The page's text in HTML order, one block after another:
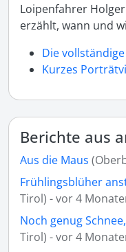
Loipenfahrer
erzählt, wann und
Die
Kurzes
Berichte aus
Aus die Maus
Frühlingsblüher
Tirol) - vor 4
Noch genug
Tirol) - vor 4